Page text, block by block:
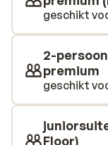
van rust en
geschikt
2-
premium
geschikt
Floor)